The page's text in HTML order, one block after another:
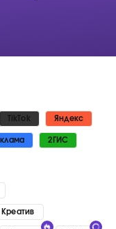
TikTok Яндекс
2ГИС
Креатив